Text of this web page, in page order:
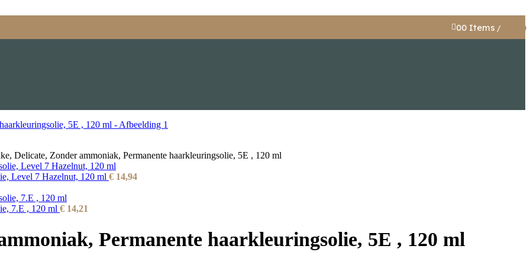
00 Items / 0,00
Delicate, Zonder ammoniak, Permanente haarkleuringsolie, 5E , 120 ml
Level 7 Hazelnut, 120 ml € 14,94
7.E , 120 ml € 14,21
Permanente haarkleuringsolie, 5E , 120 ml